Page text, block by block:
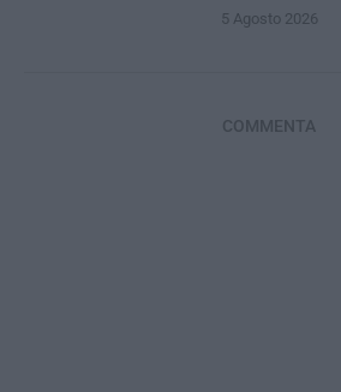
5 Agosto 2026
COMMENTA